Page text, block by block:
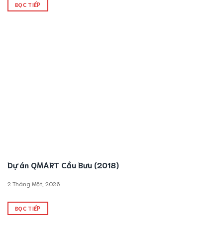
ĐỌC TIẾP
Dự án QMART Cầu Bưu (2018)
2 Tháng Một, 2026
ĐỌC TIẾP